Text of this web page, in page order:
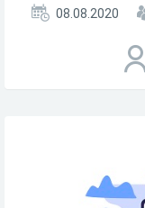
08.08.2020